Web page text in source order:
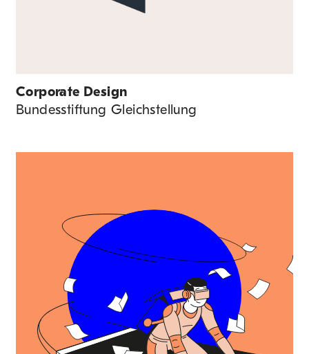
Corporate Design
Bundesstiftung Gleichstellung